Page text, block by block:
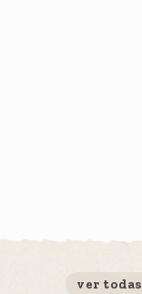
ver todas